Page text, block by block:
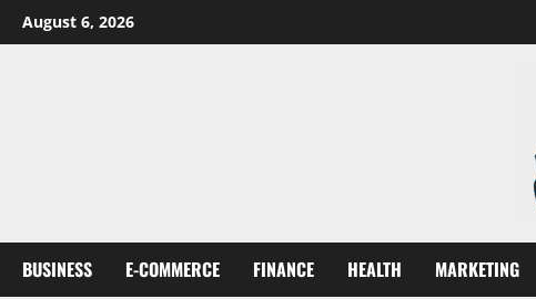
Skip
to
August 6, 2026
BUSINESS E-COMMERCE FINANCE HEALTH MARKETING